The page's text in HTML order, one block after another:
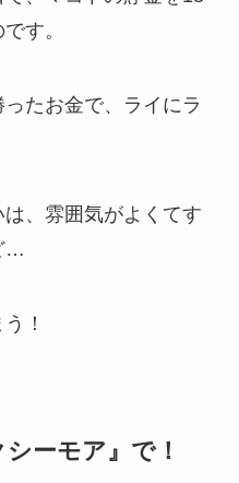
す。
たお金で、ライにラ
、雰囲気がよくてす
…
！
ーモア』で！